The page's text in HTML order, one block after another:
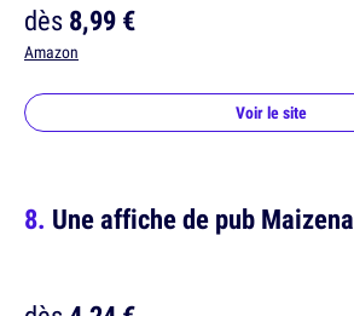
dès8,99 €
Amazon
Voir le site
Une affiche de pub Maizena